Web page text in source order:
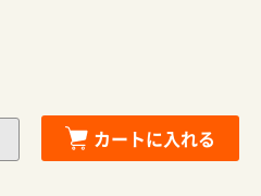
カートに入れる